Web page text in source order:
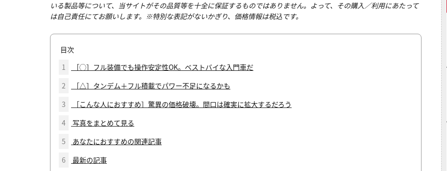
いる製品等について、当サイトがその品質等を十全に保証するものではありません。よって、その購入／利用にあたって
は自己責任にてお願いします。※特別な表記がないかぎり、価格情報は税込です。
目次
1
［◯］フル装備でも操作安定性OK。ベストバイな入門車だ
2
［△］タンデム＋フル積載でパワー不足になるかも
3
［こんな人におすすめ］驚異の価格破壊。間口は確実に拡大するだろう
4
写真をまとめて見る
5
あなたにおすすめの関連記事
6
最新の記事